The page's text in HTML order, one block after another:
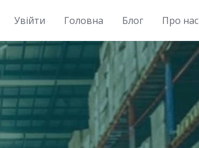
Увійти Головна Блог Про нас